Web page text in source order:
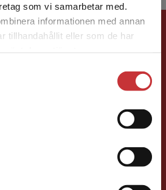
som vi samarbetar med.
informationen med annan
tillhandahållit eller som de har
du besöker
via en enhet utanför Sverige.
utanför Sverige. För
köp måste